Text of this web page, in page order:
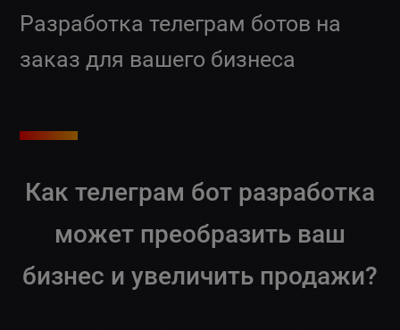
Разработка телеграм ботов на
заказ для вашего бизнеса
Как телеграм бот разработка
может преобразить ваш
бизнес и увеличить продажи?